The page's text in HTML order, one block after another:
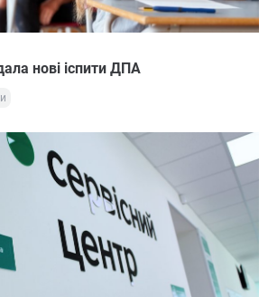
нові іспити ДПА